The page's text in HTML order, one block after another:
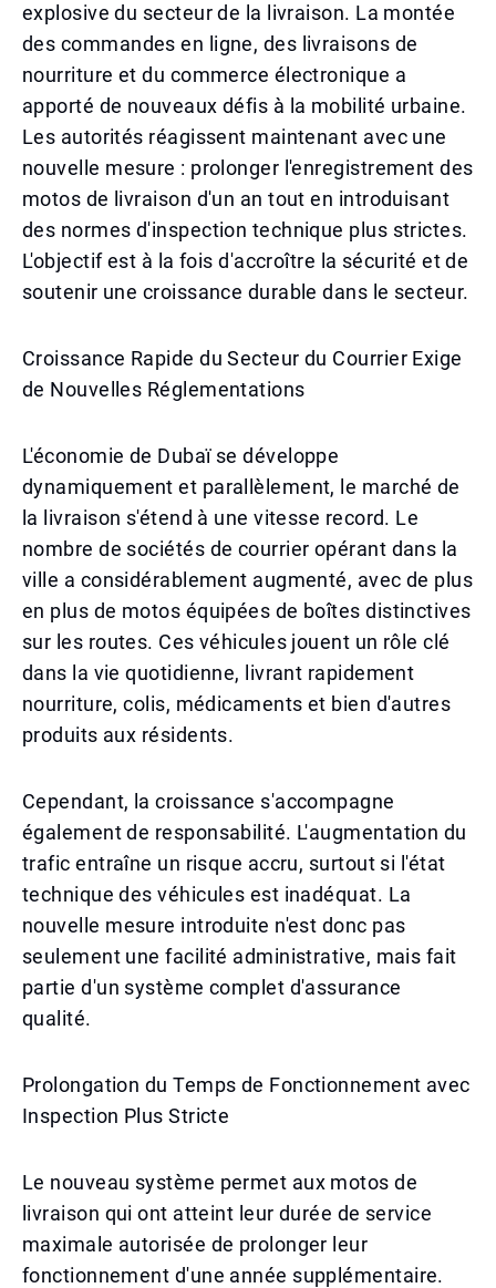
explosive du secteur de la livraison. La montée
des commandes en ligne, des livraisons de
nourriture et du commerce électronique a
apporté de nouveaux défis à la mobilité urbaine.
Les autorités réagissent maintenant avec une
nouvelle mesure : prolonger l'enregistrement des
motos de livraison d'un an tout en introduisant
des normes d'inspection technique plus strictes.
L'objectif est à la fois d'accroître la sécurité et de
soutenir une croissance durable dans le secteur.
Croissance Rapide du Secteur du Courrier Exige
de Nouvelles Réglementations
L'économie de Dubaï se développe
dynamiquement et parallèlement, le marché de
la livraison s'étend à une vitesse record. Le
nombre de sociétés de courrier opérant dans la
ville a considérablement augmenté, avec de plus
en plus de motos équipées de boîtes distinctives
sur les routes. Ces véhicules jouent un rôle clé
dans la vie quotidienne, livrant rapidement
nourriture, colis, médicaments et bien d'autres
produits aux résidents.
Cependant, la croissance s'accompagne
également de responsabilité. L'augmentation du
trafic entraîne un risque accru, surtout si l'état
technique des véhicules est inadéquat. La
nouvelle mesure introduite n'est donc pas
seulement une facilité administrative, mais fait
partie d'un système complet d'assurance
qualité.
Prolongation du Temps de Fonctionnement avec
Inspection Plus Stricte
Le nouveau système permet aux motos de
livraison qui ont atteint leur durée de service
maximale autorisée de prolonger leur
fonctionnement d'une année supplémentaire.